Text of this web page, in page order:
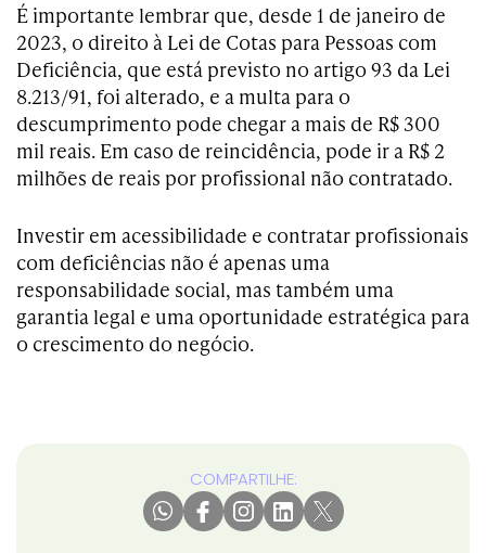
É importante lembrar que, desde 1 de janeiro de
2023, o direito à Lei de Cotas para Pessoas com
Deficiência, que está previsto no artigo 93 da Lei
8.213/91, foi alterado, e a multa para o
descumprimento pode chegar a mais de R$ 300
mil reais. Em caso de reincidência, pode ir a R$ 2
milhões de reais por profissional não contratado.
Investir em acessibilidade e contratar profissionais
com deficiências não é apenas uma
responsabilidade social, mas também uma
garantia legal e uma oportunidade estratégica para
o crescimento do negócio.
COMPARTILHE: